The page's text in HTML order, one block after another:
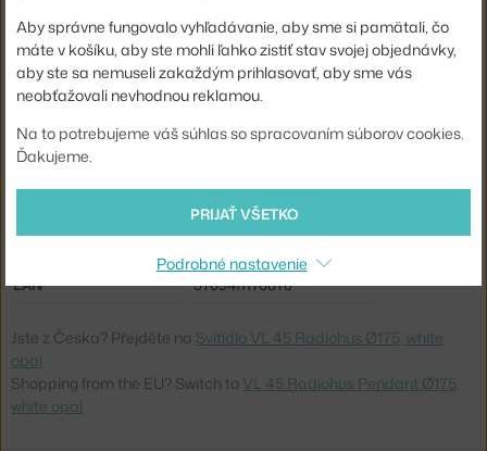
Dĺžka kábla:
4,4 m
Obsahuje stropnú krytku: áno
Príkon:
20 W
nepriame svetlo
EAN
5703411176870
Jste z Česka? Přejděte na Svítidlo VL 45 Radiohus Ø175, white
opal
Shopping from the EU? Switch to VL 45 Radiohus Pendant Ø175,
white opal
Aby správne fungovalo vyhľadávanie, aby sme si pamätali, čo
máte v košíku, aby ste mohli ľahko zistiť stav svojej objednávky,
aby ste sa nemuseli zakaždým prihlasovať, aby sme vás
neobťažovali nevhodnou reklamou.
Na to potrebujeme váš súhlas so spracovaním súborov cookies.
Ďakujeme.
PRIJAŤ VŠETKO
Podrobné nastavenie